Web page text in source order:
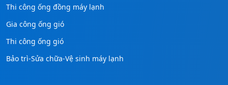
Thi công ống đồng máy lạnh
Gia công ống gió
Thi công ống gió
Bảo trì-Sửa chữa-Vệ sinh máy lạnh